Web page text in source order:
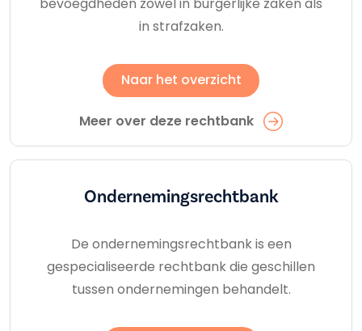
in strafzaken.
Naar het overzicht
Meer over deze rechtbank
Ondernemings­rechtbank
De ondernemingsrechtbank is een
gespecialiseerde rechtbank die geschillen
tussen ondernemingen behandelt.